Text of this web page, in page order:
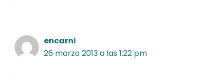
encarni
26 marzo 2013 a las 1:22 pm